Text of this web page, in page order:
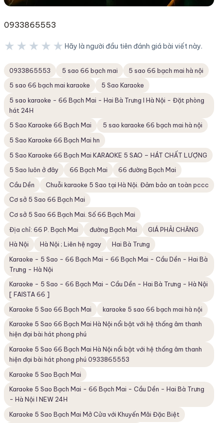
0933865553
★★★★★ Hãy là người đầu tiên đánh giá bài viết này.
0933865553 5 sao 66 bạch mai
5 sao 66 bạch mai hà nội
5 sao 66 bạch mai karaoke
5 Sao Karaoke
5 sao karaoke - 66 Bạch Mai - Hai Bà Trưng I Hà Nội - Đặt phòng
hát 24H
5 Sao Karaoke 66 Bạch Mai
5 sao karaoke 66 bạch mai hà nội
5 Sao Karaoke 66 Bạch Mai hn
5 Sao Karaoke 66 Bạch Mai KARAOKE 5 SAO – HÁT CHẤT LƯỢNG
5 Sao luôn ở đây
66 Bạch Mai
66 đường Bạch Mai
Cầu Dền
Chuỗi karaoke 5 Sao tại Hà Nội. Đảm bảo an toàn pccc
Cơ sở 5 Sao 66 Bạch Mai
Cơ sở 5 Sao 66 Bạch Mai. Số 66 Bạch Mai
Địa chỉ: 66 P. Bạch Mai
đường Bạch Mai
GIÁ PHẢI CHĂNG
Hà Nội
Hà Nội ; Liên hệ ngay
Hai Bà Trưng
Karaoke - 5 Sao - 66 Bạch Mai - 66 Bạch Mai - Cầu Dền - Hai Bà
Trưng - Hà Nội
Karaoke - 5 Sao - 66 Bạch Mai - Cầu Dền - Hai Bà Trưng - Hà Nội
[ FAISTA 66 ]
Karaoke 5 Sao 66 Bạch Mai
karaoke 5 sao 66 bạch mai hà nội
Karaoke 5 Sao 66 Bạch Mai Hà Nội nổi bật với hệ thống âm thanh
hiện đại bài hát phong phú
Karaoke 5 Sao 66 Bạch Mai Hà Nội nổi bật với hệ thống âm thanh
hiện đại bài hát phong phú 0933865553
Karaoke 5 Sao Bạch Mai
Karaoke 5 Sao Bạch Mai - 66 Bạch Mai - Cầu Dền - Hai Bà Trưng
- Hà Nội I NEW 24H
Karaoke 5 Sao Bạch Mai Mở Cửa với Khuyến Mãi Đặc Biệt